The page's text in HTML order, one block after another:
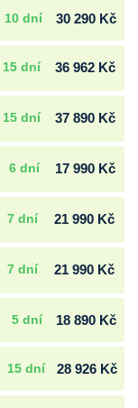
10 dní 30 290 Kč
15 dní 36 962 Kč
15 dní 37 890 Kč
6 dní 17 990 Kč
7 dní 21 990 Kč
7 dní 21 990 Kč
5 dní 18 890 Kč
15 dní 28 926 Kč